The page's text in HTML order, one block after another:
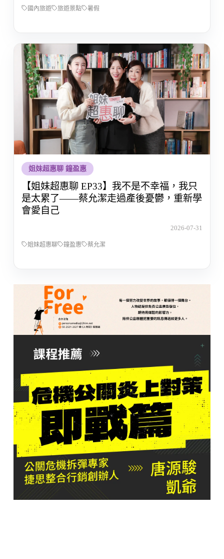
國內旅遊 旅遊景點 暑假
姐妹超惠聊 鐘盈惠
【姐妹超惠聊 EP33】我不是不幸福，我只
是太累了——蔡允潔走過產後憂鬱，重新學
會愛自己
2026-07-31
姐妹超惠聊 鐘盈惠 蔡允潔